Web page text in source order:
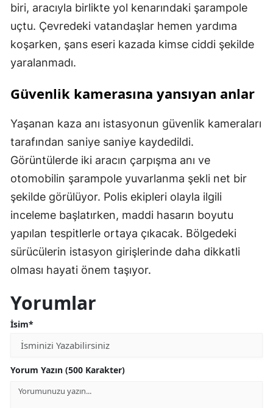
biri, aracıyla birlikte yol kenarındaki şarampole
uçtu. Çevredeki vatandaşlar hemen yardıma
koşarken, şans eseri kazada kimse ciddi şekilde
yaralanmadı.
Güvenlik kamerasına yansıyan anlar
Yaşanan kaza anı istasyonun güvenlik kameraları
tarafından saniye saniye kaydedildi.
Görüntülerde iki aracın çarpışma anı ve
otomobilin şarampole yuvarlanma şekli net bir
şekilde görülüyor. Polis ekipleri olayla ilgili
inceleme başlatırken, maddi hasarın boyutu
yapılan tespitlerle ortaya çıkacak. Bölgedeki
sürücülerin istasyon girişlerinde daha dikkatli
olması hayati önem taşıyor.
Yorumlar
İsim*
Yorum Yazın (500 Karakter)